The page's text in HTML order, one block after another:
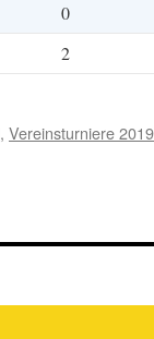
0
2
, Vereinsturniere 2019